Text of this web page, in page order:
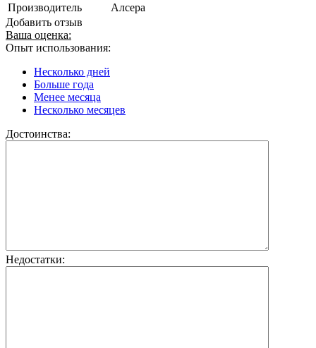
Производитель
Алсера
Добавить отзыв
Ваша оценка:
Опыт использования:
Несколько дней
Больше года
Менее месяца
Несколько месяцев
Достоинства:
Недостатки: